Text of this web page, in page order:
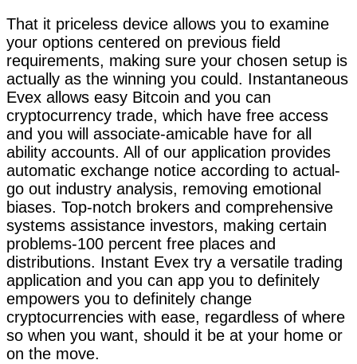
That it priceless device allows you to examine
your options centered on previous field
requirements, making sure your chosen setup is
actually as the winning you could. Instantaneous
Evex allows easy Bitcoin and you can
cryptocurrency trade, which have free access
and you will associate-amicable have for all
ability accounts. All of our application provides
automatic exchange notice according to actual-
go out industry analysis, removing emotional
biases. Top-notch brokers and comprehensive
systems assistance investors, making certain
problems-100 percent free places and
distributions. Instant Evex try a versatile trading
application and you can app you to definitely
empowers you to definitely change
cryptocurrencies with ease, regardless of where
so when you want, should it be at your home or
on the move.